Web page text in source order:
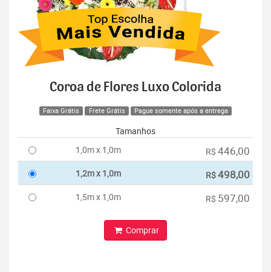
Coroa de Flores Luxo Colorida
Faixa Grátis Frete Grátis Pague somente após a entrega
Tamanhos
1,0m x 1,0m
R$ 446,00
1,2m x 1,0m R$498,00
1,5m x 1,0m R$ 597,00
Comprar